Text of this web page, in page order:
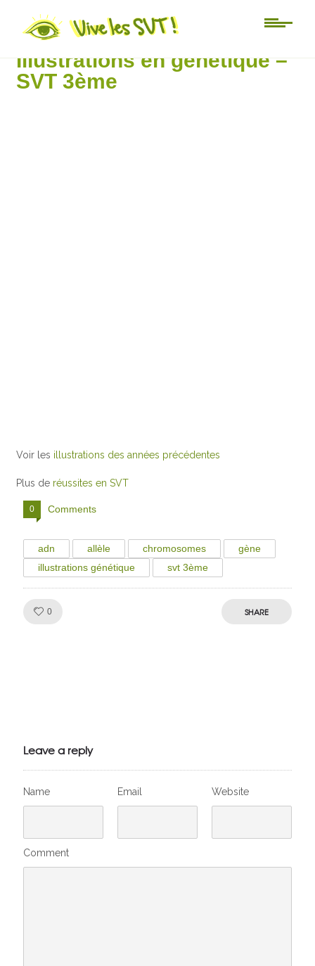
Au jour le jour
Illustrations en génétique –
SVT 3ème
Voir les illustrations des années précédentes
Plus de réussites en SVT
0 Comments
adn allèle chromosomes
gène
illustrations génétique
svt 3ème
0 SHARE
Leave a reply
Name Email Website
Comment